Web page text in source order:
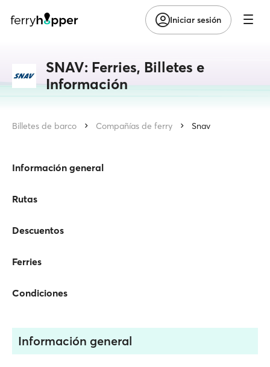
Iniciar sesión
SNAV: Ferries, Billetes e
Información
Billetes de barco Compañías de ferry Snav
Información general
Rutas
Descuentos
Ferries
Condiciones
Información general